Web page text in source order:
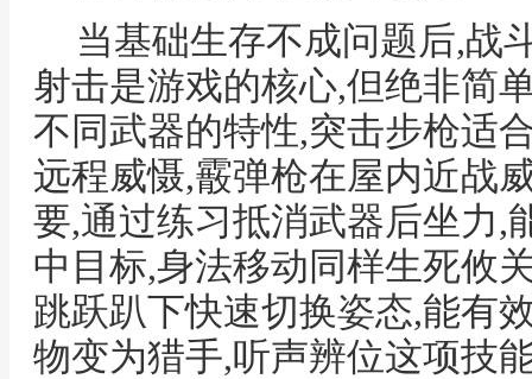
当基础生存不成问题后,战
射击是游戏的核心,但绝非简
不同武器的特性,突击步枪适
远程威慑,霰弹枪在屋内近战
要,通过练习抵消武器后坐力,
中目标,身法移动同样生死攸
跳跃趴下快速切换姿态,能有
物变为猎手,听声辨位这项技